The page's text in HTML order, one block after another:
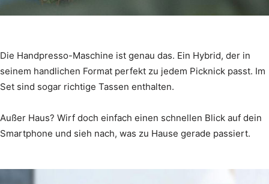
Die Handpresso-Maschine ist genau das. Ein Hybrid, der in
seinem handlichen Format perfekt zu jedem Picknick passt. Im
Set sind sogar richtige Tassen enthalten.
Außer Haus? Wirf doch einfach einen schnellen Blick auf dein
Smartphone und sieh nach, was zu Hause gerade passiert.